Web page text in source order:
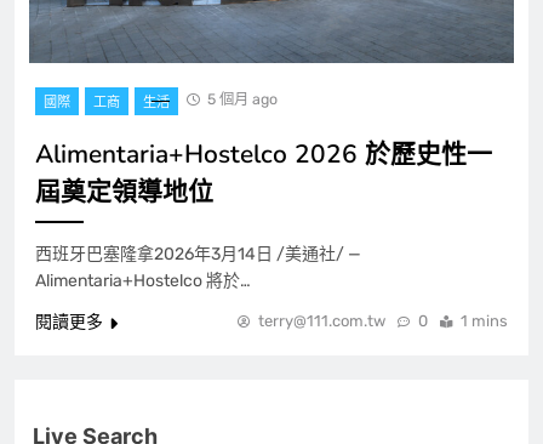
國際 工商 生活 5 個月 ago
Alimentaria+Hostelco 2026 於歷史性一
屆奠定領導地位
西班牙巴塞隆拿2026年3月14日 /美通社/ —
Alimentaria+Hostelco 將於…
閱讀更多
terry@111.com.tw 0 1 mins
Live Search